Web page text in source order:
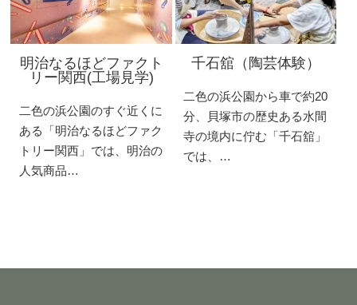
明治なるほどファクト
リー関西(工場見学)
二色の浜公園のすぐ近くに
ある「明治なるほどファク
トリー関西」では、明治の
人気商品…
千石舘（陶芸体験）
二色の浜公園から車で約20
分、貝塚市の歴史ある水間
寺の境内に佇む「千石舘」
では、…